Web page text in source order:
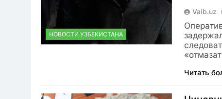
НОВОСТИ УЗБЕКИСТАНА
Vaib.uz
Читать